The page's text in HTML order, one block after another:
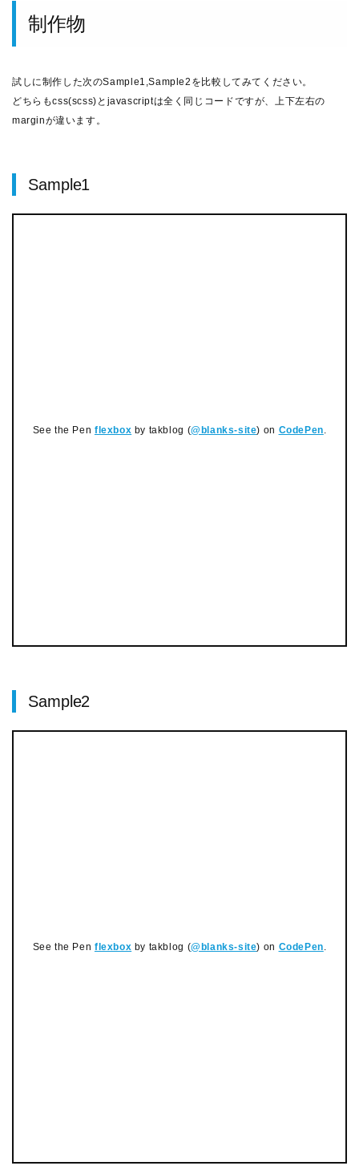
制作物
試しに制作した次のSample1,Sample2を比較してみてください。
どちらもcss(scss)とjavascriptは全く同じコードですが、上下左右の
marginが違います。
Sample1
See the Pen flexbox by takblog (@blanks-site) on CodePen.
Sample2
See the Pen flexbox by takblog (@blanks-site) on CodePen.